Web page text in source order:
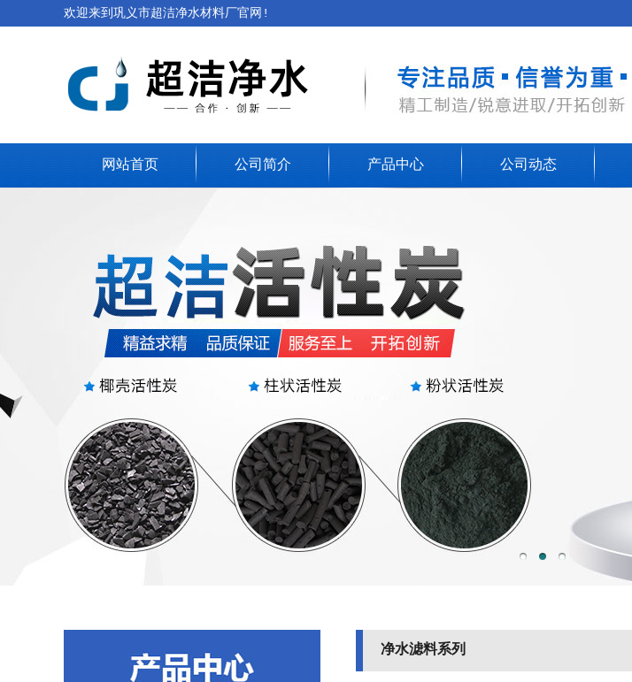
欢迎来到巩义市超洁净水材料厂官网!
网站首页 公司简介 产品中心 公司动态
净水滤料系列